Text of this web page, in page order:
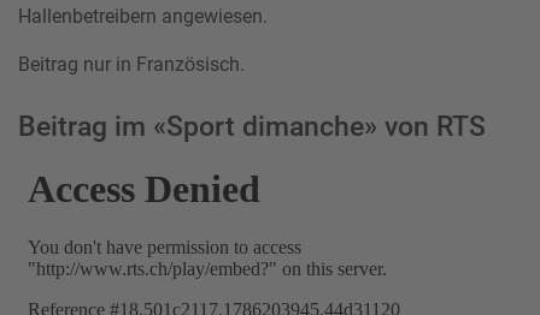
Hallenbetreibern angewiesen.
Beitrag nur in Französisch.
Beitrag im «Sport dimanche» von RTS